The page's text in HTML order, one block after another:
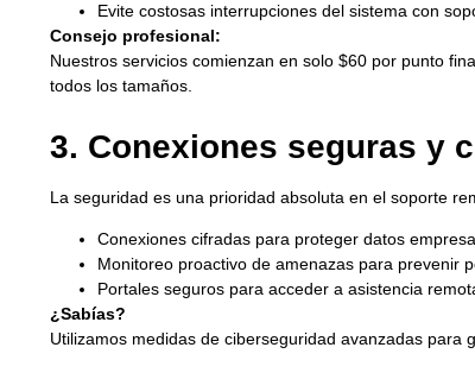
Evite costosas interrupciones del sistema con
Consejo profesional:
Nuestros servicios comienzan en solo $60 por punto
todos los tamaños.
3. Conexiones seguras y
La seguridad es una prioridad absoluta en el soporte
Conexiones cifradas para proteger datos
Monitoreo proactivo de amenazas para prevenir
Portales seguros para acceder a asistencia
¿Sabías?
Utilizamos medidas de ciberseguridad avanzadas para